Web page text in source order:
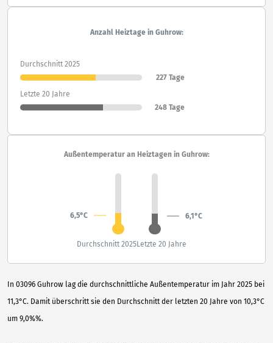
In 03096 Guhrow lag die durchschnittliche Außentemperatur im Jahr 2025 bei
11,3°C. Damit überschritt sie den Durchschnitt der letzten 20 Jahre von 10,3°C
um 9,0%%.
Anzahl Heiztage in Guhrow:
Durchschnitt 2025
227 Tage
Letzte 20 Jahre
248 Tage
Außentemperatur an Heiztagen in Guhrow:
6,5°C 6,1°C
Durchschnitt 2025Letzte 20 Jahre